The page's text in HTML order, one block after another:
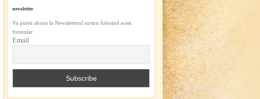
newsletter
Va puteti abona la Newsletterul nostru folosind acest
formular:
Email